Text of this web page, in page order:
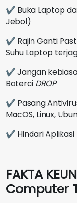
✔ Buka Laptop
Jebol)
✔ Rajin Ganti
Suhu Laptop
✔ Jangan
Baterai DROP
✔ Pasang
MacOS, Linux,
✔ Hindari Aplikasi
FAKTA
Computer